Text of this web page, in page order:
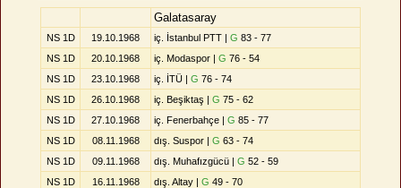
Galatasaray
NS 1D 19.10.1968 iç. İstanbul PTT | G 83 - 77
NS 1D
20.10.1968 iç. Modaspor | G 76 - 54
NS 1D
23.10.1968 iç. İTÜ | G 76 - 74
NS 1D
26.10.1968 iç. Beşiktaş | G 75 - 62
NS 1D
27.10.1968 iç. Fenerbahçe | G 85 - 77
NS 1D
08.11.1968 dış. Suspor | G 63 - 74
NS 1D
09.11.1968 dış. Muhafızgücü | G 52 - 59
NS 1D
16.11.1968 dış. Altay | G 49 - 70